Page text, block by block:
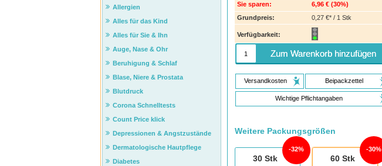
Sie sparen: 6,96 € (30%)
Grundpreis:
0,27 €* / 1 Stk
Verfügbarkeit:
Zum Warenkorb hinzufügen
Versandkosten Beipackzettel
Wichtige Pflichtangaben
Weitere Packungsgrößen
30Stk
32%
60Stk
30%
Allergien
Alles für das Kind
Alles für Sie & Ihn
Auge, Nase & Ohr
Beruhigung & Schlaf
Blase, Niere & Prostata
Blutdruck
Corona Schnelltests
Count Price klick
Depressionen & Angstzustände
Dermatologische Hautpflege
Diabetes